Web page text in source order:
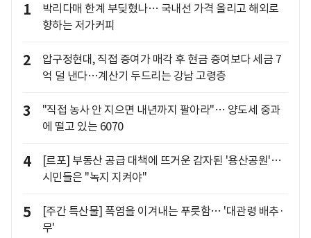
1
박리다매 한계 부딪혔나… 국내선 가격 올리고 해외로
향하는 저가커피
2
압구정현대, 직접 증여가 매각 후 현금 증여보다 세금 7
억 덜 낸다…계산기 두드리는 강남 고령층
3
"직접 농사 안 지으면 내년까지 팔아라"… 양도세 중과
에 떨고 있는 6070
4
[르포] 부동산 공급 대책에 뜨거운 감자된 '용산공원'…
시민들은 "녹지 지켜야"
5
[주간 특산물] 폭염을 이겨내는 푸릇함… '대관령 배추·
무'